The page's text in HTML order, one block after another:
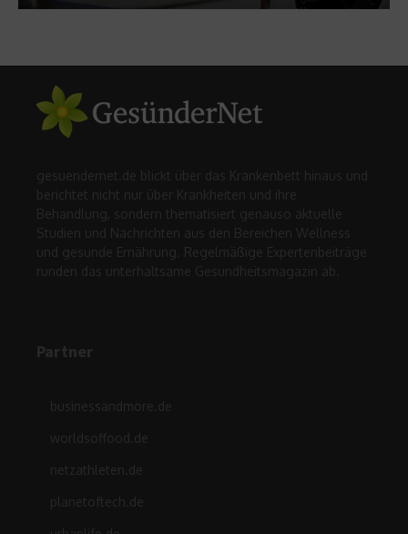
gesuendernet.de blickt über das Krankenbett hinaus und
berichtet nicht nur über Krankheiten und ihre
Behandlung, sondern thematisiert genauso aktuelle
Studien und Nachrichten aus den Bereichen Wellness
und gesunde Ernährung. Regelmäßige Expertenbeiträge
runden das unterhaltsame Gesundheitsmagazin ab.
Partner
businessandmore.de
worldsoffood.de
netzathleten.de
planetoftech.de